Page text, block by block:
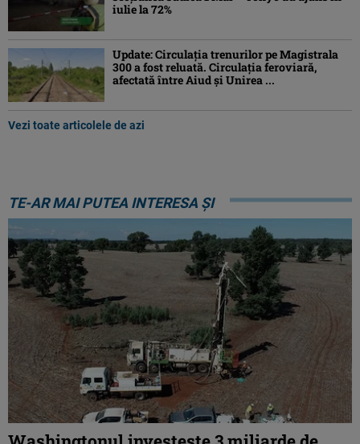
iulie la 72%
Update: Circulația trenurilor pe Magistrala
300 a fost reluată. Circulația feroviară,
afectată între Aiud şi Unirea ...
Vezi toate articolele de azi
TE-AR MAI PUTEA INTERESA ȘI